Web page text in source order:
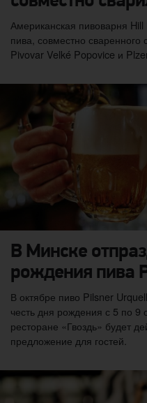
Американская пивоварня
пива, совместно
Pivovar Velké Popovice и
В Минске
рождения пива
В октябре пиво Pilsner
честь дня рождения с 5 по 9
ресторане «Гвоздь» будет
предложение для гостей.